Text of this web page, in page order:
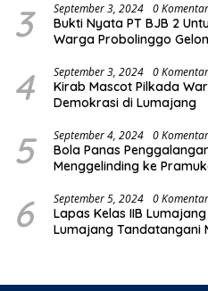
3 September 3, 2024 0 Komentar
Bukti Nyata PT BJB 2
Warga Probolinggo
4 September 3, 2024 0 Komentar
Kirab Mascot Pilkada
Demokrasi di Lumajang
5 September 4, 2024 0 Komentar
Bola Panas
Menggelinding ke
6 September 5, 2024 0 Komentar
Lapas Kelas IIB
Lumajang Tandatangani